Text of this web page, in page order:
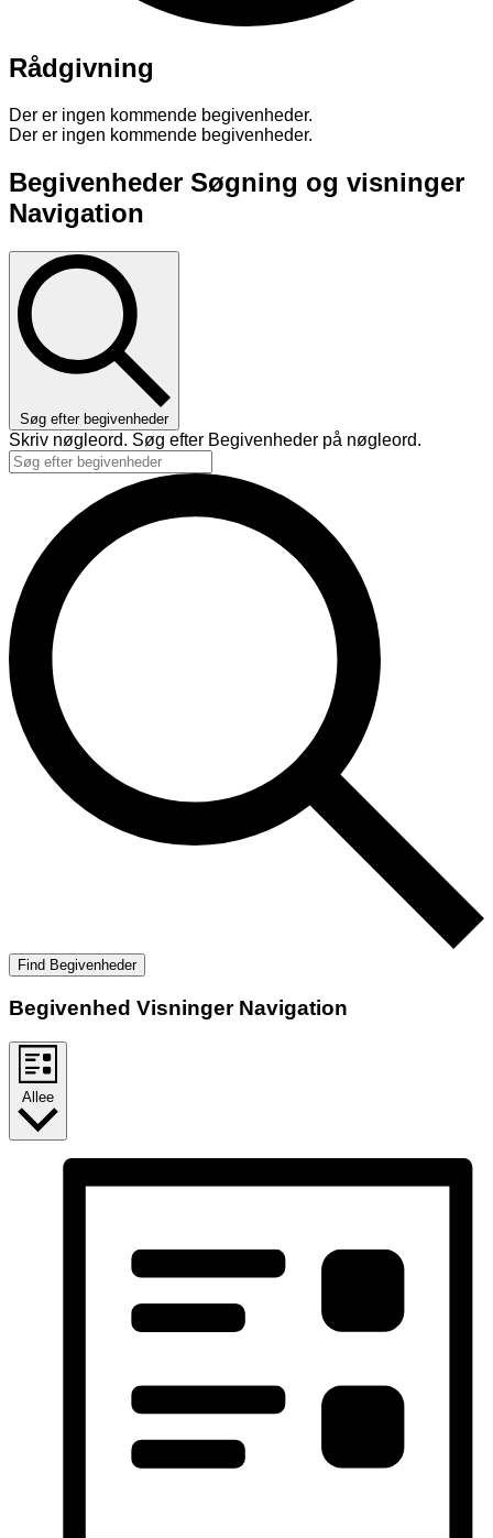
Rådgivning
Der er ingen kommende begivenheder.
Der er ingen kommende begivenheder.
Begivenheder Søgning og visninger
Navigation
Søg efter begivenheder
Skriv nøgleord. Søg efter Begivenheder på nøgleord.
Find Begivenheder
Begivenhed Visninger Navigation
Allee